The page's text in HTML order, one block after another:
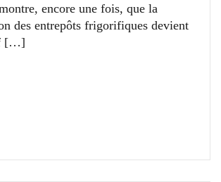
encore une fois, que la
des entrepôts frigorifiques devient